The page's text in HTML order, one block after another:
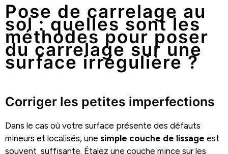
Pose de carrelage au
sol : quelles sont les
méthodes pour poser
du carrelage sur une
surface irrégulière ?
Corriger les petites imperfections
Dans le cas où votre surface présente des défauts
mineurs et localisés, une simple couche de lissage est
souvent suffisante. Étalez une couche mince sur les